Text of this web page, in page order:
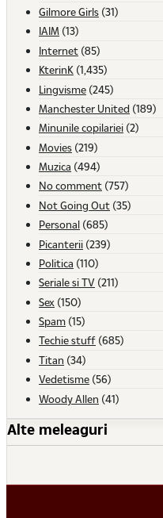
Gilmore Girls (31)
IAIM (13)
Internet (85)
KterinK (1,435)
Lingvisme (245)
Manchester United (189)
Minunile copilariei (2)
Movies (219)
Muzica (494)
No comment (757)
Not Going Out (35)
Personal (685)
Picanterii (239)
Politica (110)
Seriale si TV (211)
Sex (150)
Spam (15)
Techie stuff (685)
Titan (34)
Vedetisme (56)
Woody Allen (41)
Alte meleaguri